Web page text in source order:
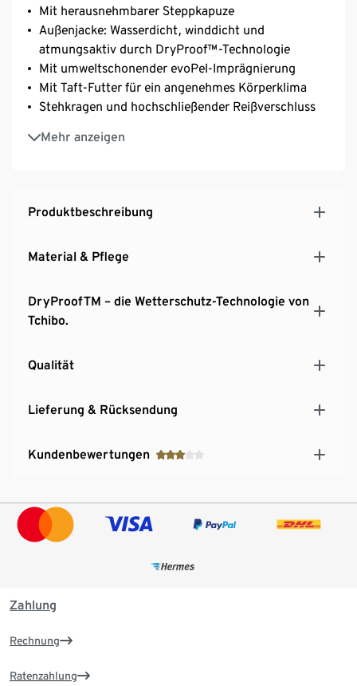
Mit herausnehmbarer Steppkapuze
Außenjacke: Wasserdicht, winddicht und
atmungsaktiv durch DryProof™-Technologie
Mit umweltschonender evoPel-Imprägnierung
Mit Taft-Futter für ein angenehmes Körperklima
Stehkragen und hochschließender Reißverschluss
Mehr anzeigen
Taille mit innenliegenden Kordelzug
2 seitliche Reißverschlusstaschen
hochschließendem Kragen
Produktbeschreibung
Material & Pflege
DryProofTM – die Wetterschutz-Technologie von
Tchibo.
Qualität
Lieferung & Rücksendung
Kundenbewertungen
Zahlung
Rechnung
Ratenzahlung